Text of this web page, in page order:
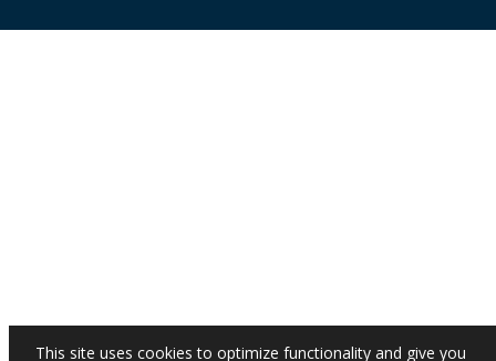
This site uses cookies to optimize functionality and give you